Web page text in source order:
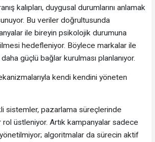
kalıpları, duygusal durumlarını anlamak
Bu veriler doğrultusunda
ile bireyin psikolojik durumuna
hedefleniyor. Böylece markalar ile
güçlü bağlar kurulması planlanıyor.
kendi kendini yöneten
sistemler, pazarlama süreçlerinde
üstleniyor. Artık kampanyalar sadece
algoritmalar da sürecin aktif